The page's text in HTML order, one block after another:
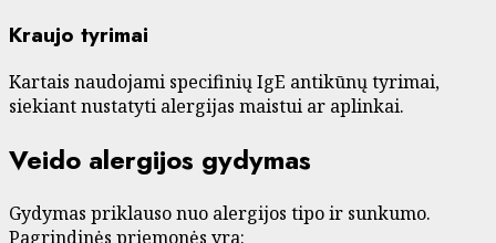
Kraujo tyrimai
Kartais naudojami specifinių IgE antikūnų tyrimai,
siekiant nustatyti alergijas maistui ar aplinkai.
Veido alergijos gydymas
Gydymas priklauso nuo alergijos tipo ir sunkumo.
Pagrindinės priemonės yra: